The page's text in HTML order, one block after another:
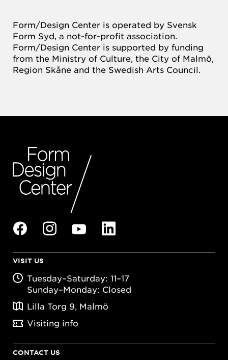
Form/Design Center is operated by Svensk
Form Syd, a not-for-profit association.
Form/Design Center is supported by funding
from the Ministry of Culture, the City of Malmö,
Region Skåne and the Swedish Arts Council.
VISIT US
Tuesday–Saturday: 11–17
Sunday–Monday: Closed
Lilla Torg 9, Malmö
Visiting info
CONTACT US